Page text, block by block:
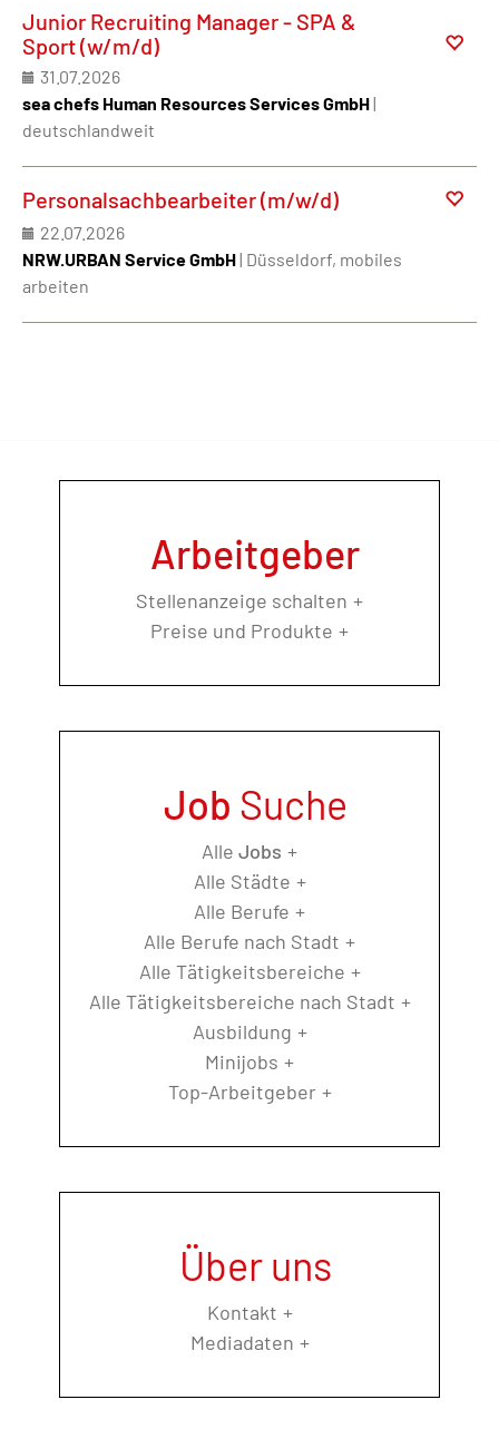
Junior Recruiting Manager - SPA &
Sport (w/m/d)
31.07.2026
sea chefs Human Resources Services GmbH|
deutschlandweit
Personalsachbearbeiter (m/w/d)
22.07.2026
NRW.URBAN Service GmbH| Düsseldorf, mobiles
arbeiten
Arbeitgeber
Stellenanzeige schalten
Preise und Produkte
Job Suche
Alle Jobs
Alle Städte
Alle Berufe
Alle Berufe nach Stadt
Alle Tätigkeitsbereiche
Alle Tätigkeitsbereiche nach Stadt
Ausbildung
Minijobs
Top-Arbeitgeber
Über uns
Kontakt
Mediadaten